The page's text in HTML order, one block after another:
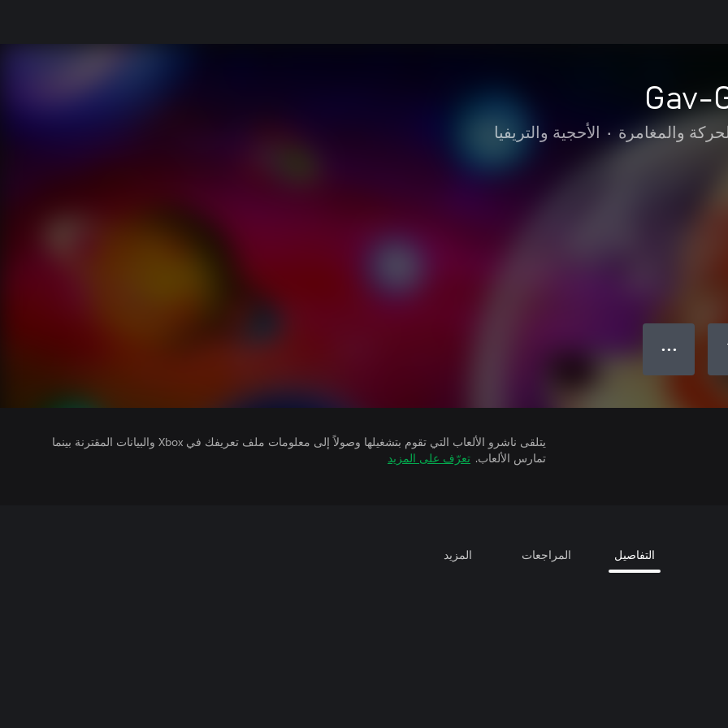
Gav-
والمغامرة • الأحجية والتريفيا
● ● ●
يتلقى ناشرو الألعاب التي تقوم بتشغيلها وصولاً إلى معلومات ملف تعريفك في Xbox والبيانات المقترنة بينما
تمارس الألعاب. تعرّف على المزيد
التفاصيل المراجعات المزيد